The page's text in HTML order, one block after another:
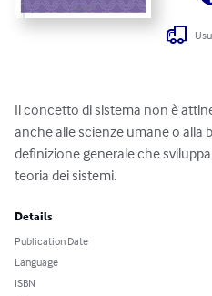
Il concetto di sistema non è
anche alle scienze umane o alla
definizione generale che
teoria dei sistemi.
Details
Publication Date
Language
ISBN